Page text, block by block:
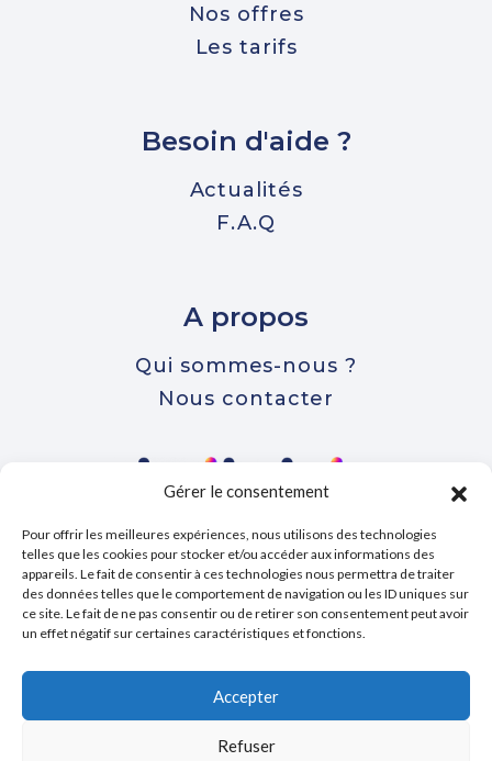
Gérer le consentement
Pour offrir les meilleures expériences, nous utilisons des technologies
telles que les cookies pour stocker et/ou accéder aux informations des
appareils. Le fait de consentir à ces technologies nous permettra de traiter
des données telles que le comportement de navigation ou les ID uniques sur
ce site. Le fait de ne pas consentir ou de retirer son consentement peut avoir
un effet négatif sur certaines caractéristiques et fonctions.
Accepter
Refuser
Votre plateforme de gestion pour
l’entreprise de la prospection à la
comptabilité.
Nos offres
Les tarifs
Besoin d'aide ?
Actualités
F.A.Q
A propos
Qui sommes-nous ?
Nous contacter
©COPYRIGHTDAILYBIZ
MENTIONS LÉGALES
CGVU